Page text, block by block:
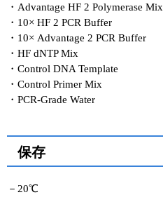
・Advantage HF 2 Polymerase Mix
・10× HF 2 PCR Buffer
・10× Advantage 2 PCR Buffer
・HF dNTP Mix
・Control DNA Template
・Control Primer Mix
・PCR-Grade Water
保存
－20℃